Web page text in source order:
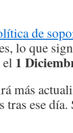
de
lo que
el 1
más
ese día.